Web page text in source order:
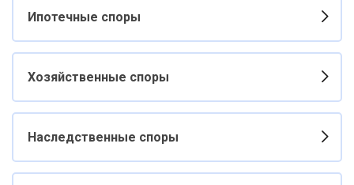
Ипотечные споры
Хозяйственные споры
Наследственные споры